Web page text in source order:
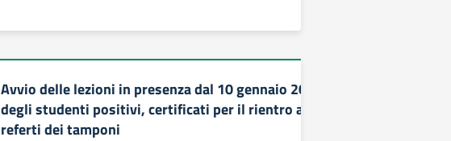
Avvio delle lezioni in presenza dal 10 gennaio 2022 – gestione
degli studenti positivi, certificati per il rientro a scuola e
referti dei tamponi